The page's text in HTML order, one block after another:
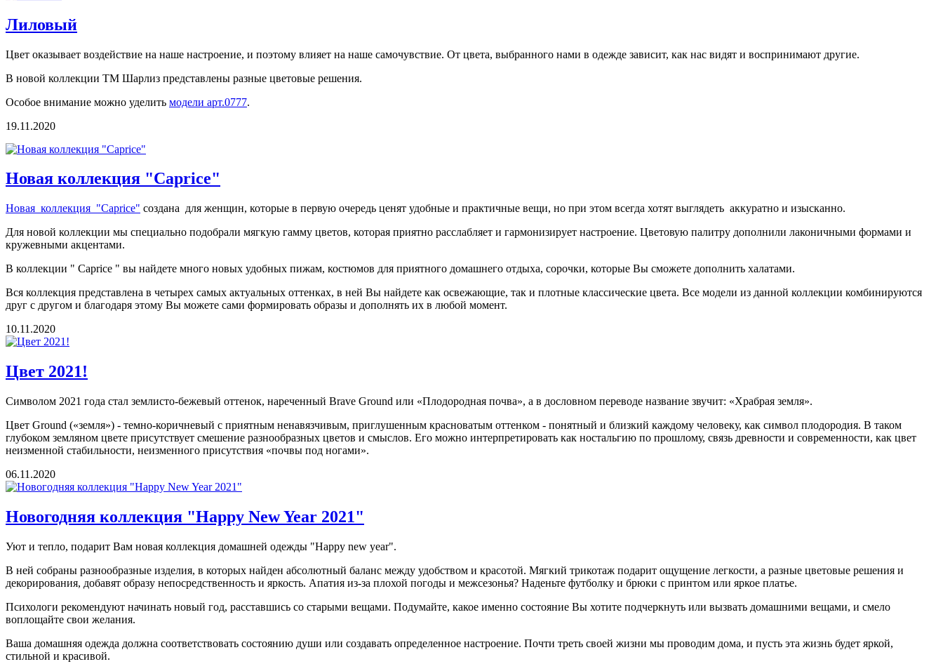
Лиловый
Цвет оказывает воздействие на наше настроение, и поэтому влияет на наше самочувствие. От цвета, выбранного нами в одежде зависит, как нас видят и воспринимают другие.
В новой коллекции ТМ Шарлиз представлены разные цветовые решения.
Особое внимание можно уделить модели арт.0777.
19.11.2020
Новая коллекция "Caprice"
Новая коллекция "Caprice" создана для женщин, которые в первую очередь ценят удобные и практичные вещи, но при этом всегда хотят выглядеть аккуратно и изысканно.
Для новой коллекции мы специально подобрали мягкую гамму цветов, которая приятно расслабляет и гармонизирует настроение. Цветовую палитру дополнили лаконичными формами и
кружевными акцентами.
В коллекции " Caprice " вы найдете много новых удобных пижам, костюмов для приятного домашнего отдыха, сорочки, которые Вы сможете дополнить халатами.
Вся коллекция представлена в четырех самых актуальных оттенках, в ней Вы найдете как освежающие, так и плотные классические цвета. Все модели из данной коллекции комбинируются
друг с другом и благодаря этому Вы можете сами формировать образы и дополнять их в любой момент.
10.11.2020
Цвет 2021!
Символом 2021 года стал землисто-бежевый оттенок, нареченный Brave Ground или «Плодородная почва», а в дословном переводе название звучит: «Храбрая земля».
Цвет Ground («земля») - темно-коричневый с приятным ненавязчивым, приглушенным красноватым оттенком - понятный и близкий каждому человеку, как символ плодородия. В таком
глубоком земляном цвете присутствует смешение разнообразных цветов и смыслов. Его можно интерпретировать как ностальгию по прошлому, связь древности и современности, как цвет
неизменной стабильности, неизменного присутствия «почвы под ногами».
06.11.2020
Новогодняя коллекция "Happy New Year 2021"
Уют и тепло, подарит Вам новая коллекция домашней одежды "Happy new year".
В ней собраны разнообразные изделия, в которых найден абсолютный баланс между удобством и красотой. Мягкий трикотаж подарит ощущение легкости, а разные цветовые решения и
декорирования, добавят образу непосредственность и яркость. Апатия из-за плохой погоды и межсезонья? Наденьте футболку и брюки с принтом или яркое платье.
Психологи рекомендуют начинать новый год, расставшись со старыми вещами. Подумайте, какое именно состояние Вы хотите подчеркнуть или вызвать домашними вещами, и смело
воплощайте свои желания.
Ваша домашняя одежда должна соответствовать состоянию души или создавать определенное настроение. Почти треть своей жизни мы проводим дома, и пусть эта жизнь будет яркой,
стильной и красивой.